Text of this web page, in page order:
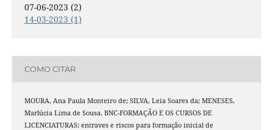
07-06-2023 (2)
14-03-2023 (1)
COMO CITAR
MOURA, Ana Paula Monteiro de; SILVA, Leia Soares da; MENESES,
Marlúcia Lima de Sousa. BNC-FORMAÇÃO E OS CURSOS DE
LICENCIATURAS: entraves e riscos para formação inicial de